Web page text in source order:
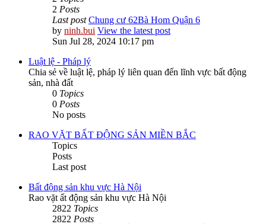
2 Posts
Last post Chung cư 62Bà Hom Quận 6
by ninh.bui View the latest post
Sun Jul 28, 2024 10:17 pm
Luật lệ - Pháp lý
Chia sẻ về luật lệ, pháp lý liên quan đến lĩnh vực bất động
sản, nhà đất
0 Topics
0 Posts
No posts
RAO VẶT BẤT ĐỘNG SẢN MIỀN BẮC
Topics
Posts
Last post
Bất động sản khu vực Hà Nội
Rao vặt ất động sản khu vực Hà Nội
2822 Topics
2822 Posts